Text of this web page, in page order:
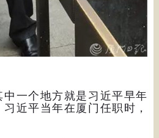
一个地方就是习近平早年
近平当年在厦门任职时，